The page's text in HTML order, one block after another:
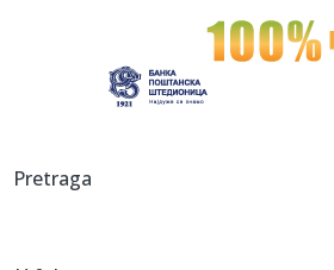
Veliki požar u Grudama: Gori
19:49:Šta od voća smijete unijeti u
ulazak n...
Pretraga